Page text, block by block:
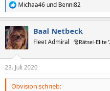
R
e
k
t
i
e
n
Michaa46 und Benni82
Baal Netbeck
Fleet Admiral 🎅Rätsel-Elite
23. Juli 2020
Obvision schrieb: